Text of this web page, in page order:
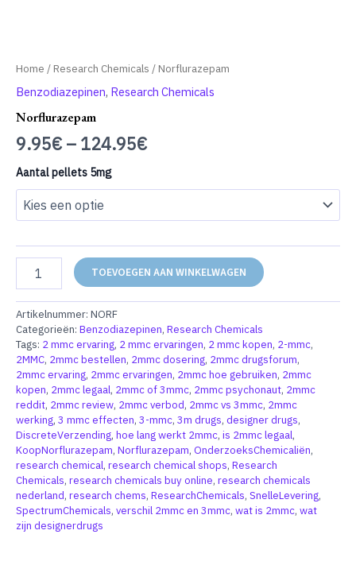
Home /Research Chemicals / Norflurazepam
Benzodiazepinen, Research Chemicals
Norflurazepam
9.95€ – 124.95€
Aantal pellets 5mg
Norflurazepam
aantal
TOEVOEGEN AAN WINKELWAGEN
Artikelnummer: NORF
Categorieën: Benzodiazepinen, Research Chemicals
Tags: 2 mmc ervaring, 2 mmc ervaringen, 2 mmc kopen, 2-mmc,
2MMC, 2mmc bestellen, 2mmc dosering, 2mmc drugsforum,
2mmc ervaring, 2mmc ervaringen, 2mmc hoe gebruiken, 2mmc
kopen, 2mmc legaal, 2mmc of 3mmc, 2mmc psychonaut, 2mmc
reddit, 2mmc review, 2mmc verbod, 2mmc vs 3mmc, 2mmc
werking, 3 mmc effecten, 3-mmc, 3m drugs, designer drugs,
DiscreteVerzending, hoe lang werkt 2mmc, is 2mmc legaal,
KoopNorflurazepam, Norflurazepam, OnderzoeksChemicaliën,
research chemical, research chemical shops, Research
Chemicals, research chemicals buy online, research chemicals
nederland, research chems, ResearchChemicals, SnelleLevering,
SpectrumChemicals, verschil 2mmc en 3mmc, wat is 2mmc, wat
zijn designerdrugs